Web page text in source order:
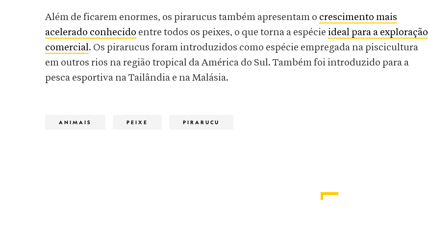
Além de ficarem enormes, os pirarucus também apresentam o crescimento mais
acelerado conhecido entre todos os peixes, o que torna a espécie ideal para a exploração
comercial. Os pirarucus foram introduzidos como espécie empregada na piscicultura
em outros rios na região tropical da América do Sul. Também foi introduzido para a
pesca esportiva na Tailândia e na Malásia.
ANIMAIS PEIXE PIRARUCU